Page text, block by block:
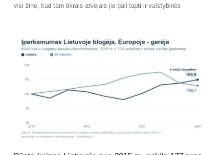
visi žino, kad tam tikrais atvejais jie gali tapti ir valstybinės